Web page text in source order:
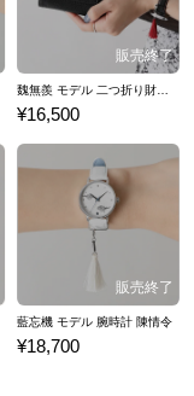
¥16,500
藍忘機 モデル 腕時計 陳情令
¥18,700